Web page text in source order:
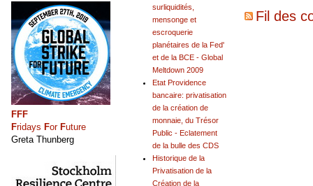
Fil des
surliquidités,
mensonge et
escroquerie
planétaires de la Fed'
et de la BCE - Global
Meltdown 2009
Etat Providence
bancaire: privatisation
de la création de
monnaie, du Trésor
Public - Eclatement
de la bulle des CDS
Historique de la
Privatisation de la
Création de la
FFF
Fridays For Future
Greta Thunberg